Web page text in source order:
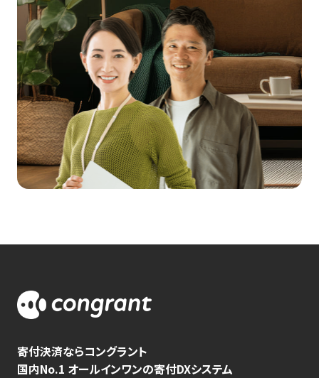
寄付決済ならコングラント
国内No.1 オールインワンの寄付DXシステム